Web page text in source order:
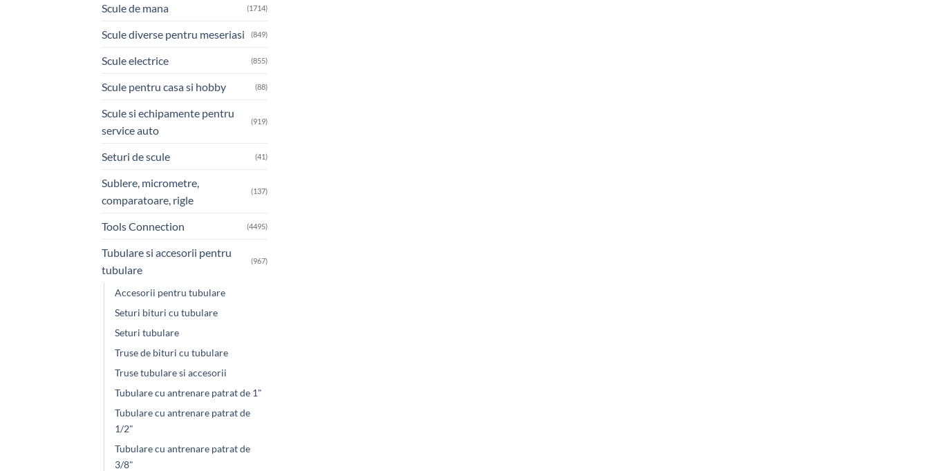
Scule de mana (1714)
Scule diverse pentru meseriasi (849)
Scule electrice (855)
Scule pentru casa si hobby (88)
Scule si echipamente pentru
service auto
(919)
Seturi de scule (41)
Sublere, micrometre,
comparatoare, rigle
(137)
Tools Connection (4495)
Tubulare si accesorii pentru
tubulare
(967)
Accesorii pentru tubulare
Seturi bituri cu tubulare
Seturi tubulare
Truse de bituri cu tubulare
Truse tubulare si accesorii
Tubulare cu antrenare patrat de 1"
Tubulare cu antrenare patrat de
1/2"
Tubulare cu antrenare patrat de
3/8"